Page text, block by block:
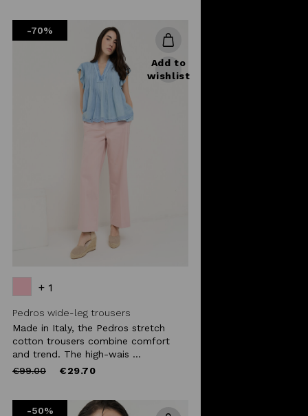
-70%
Add to
wishlist
+ 1
Pedros wide-leg trousers
Made in Italy, the Pedros stretch
cotton trousers combine comfort
and trend. The high-wais ...
Price
€99.00to €29.70
-50%